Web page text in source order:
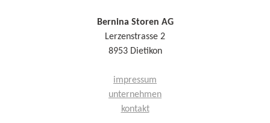
Bernina Storen AG
Lerzenstrasse 2
8953 Dietikon
impressum
unternehmen
kontakt